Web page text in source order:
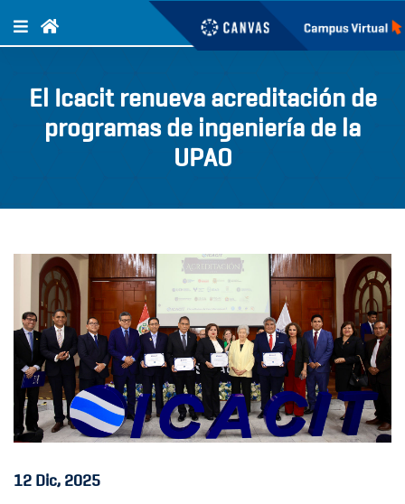
El Icacit renueva acreditación de
programas de ingeniería de la
UPAO
12 Dic, 2025